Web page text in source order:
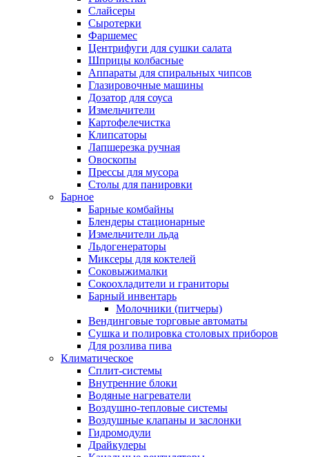
Слайсеры
Сыротерки
Фаршемес
Центрифуги для сушки салата
Шприцы колбасные
Аппараты для спиральных чипсов
Глазировочные машины
Дозатор для соуса
Измельчители
Картофелечистка
Клипсаторы
Лапшерезка ручная
Овоскопы
Прессы для мусора
Столы для панировки
Барное
Барные комбайны
Блендеры стационарные
Измельчители льда
Льдогенераторы
Миксеры для коктелей
Соковыжималки
Сокоохладители и граниторы
Барный инвентарь
Молочники (питчеры)
Вендинговые торговые автоматы
Сушка и полировка столовых приборов
Для розлива пива
Климатическое
Сплит-системы
Внутренние блоки
Водяные нагреватели
Воздушно-тепловые системы
Воздушные клапаны и заслонки
Гидромодули
Драйкулеры